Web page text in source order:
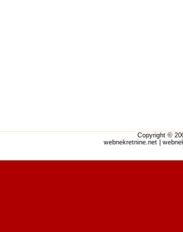
Copyright ©
webnekretnine.net |